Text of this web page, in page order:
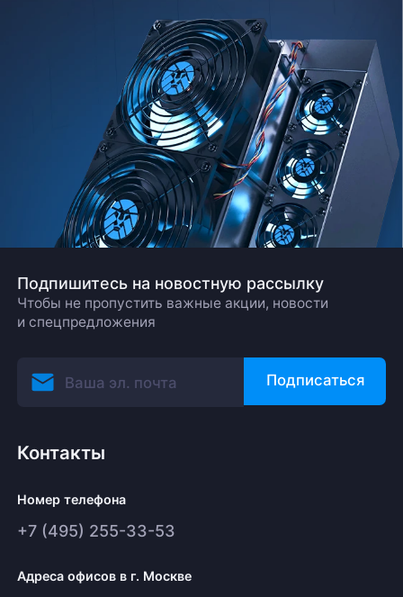
Подпишитесь на новостную рассылку
Чтобы не пропустить важные акции, новости
и спецпредложения
Подписаться
Контакты
Номер телефона
+7 (495) 255-33-53
Адреса офисов в г. Москве